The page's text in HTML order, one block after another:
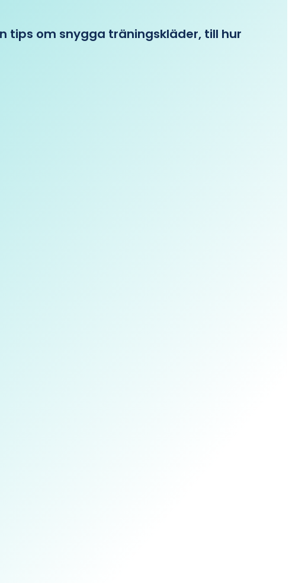
tips om snygga träningskläder, till hur